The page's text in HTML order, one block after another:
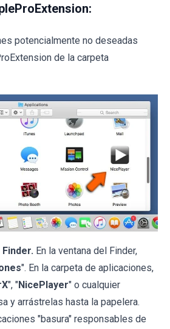
potencialmente no deseadas
de la carpeta
En la ventana del Finder,
". En la carpeta de aplicaciones,
", "NicePlayer" o cualquier
y arrástrelas hasta la papelera.
"basura" responsables de